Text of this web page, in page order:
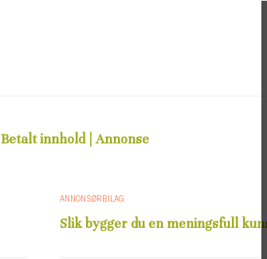
Betalt innhold | Annonse
ANNONSØRBILAG
Slik bygger du en meningsfull